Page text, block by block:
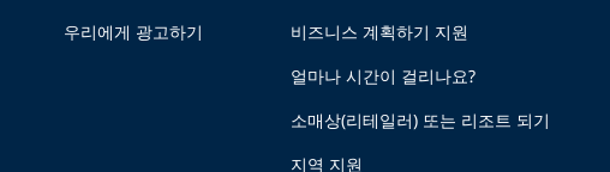
우리에게 광고하기
비즈니스 계획하기 지원
얼마나 시간이 걸리나요?
소매상(리테일러) 또는 리조트 되기
지역 지원